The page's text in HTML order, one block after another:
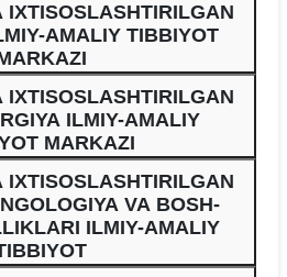
IXTISOSLASHTIRILGAN
AMALIY TIBBIYOT
IXTISOSLASHTIRILGAN
ILMIY-AMALIY
MARKAZI
IXTISOSLASHTIRILGAN
VA BOSH-
ILMIY-AMALIY